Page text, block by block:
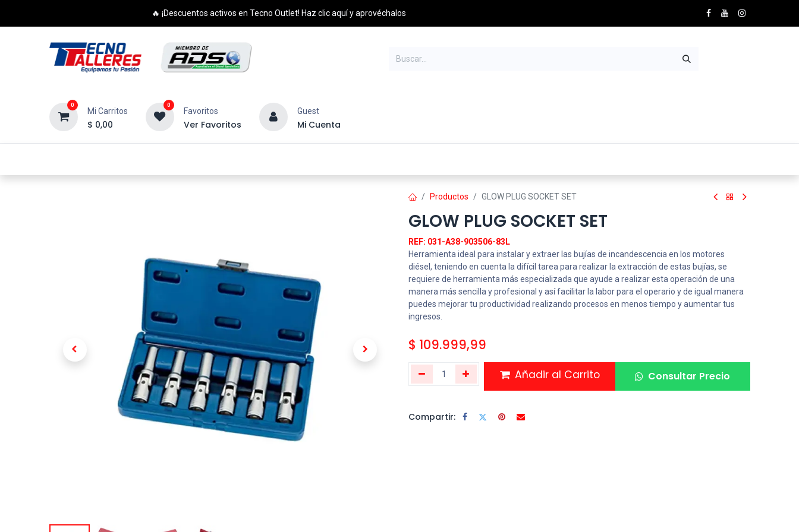
🔥 ¡Descuentos activos en Tecno Outlet! Haz clic aquí y aprovéchalos
0
Mi Carritos
$ 0,00
0
Favoritos
Ver Favoritos
Guest
Mi Cuenta
Productos GLOW PLUG SOCKET SET
GLOW PLUG SOCKET SET
REF: 031-A38-903506-83L
Herramienta ideal para instalar y extraer las bujías de incandescencia en los motores
diésel, teniendo en cuenta la difícil tarea para realizar la extracción de estas bujías, se
requiere de herramienta más especializada que ayude a realizar esta operación de una
manera más sencilla y profesional y así facilitar la labor para el operario y de igual manera
puedes mejorar tu productividad realizando procesos en menos tiempo y aumentar tus
ingresos.
$ 109.999,99
Añadir al Carrito Consultar Precio
Compartir: